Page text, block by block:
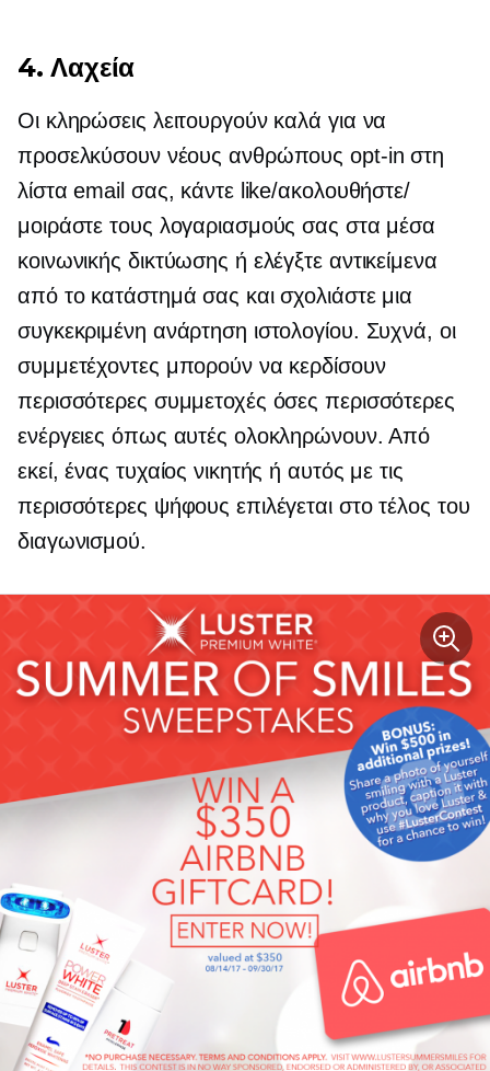
4. Λαχεία
Οι κληρώσεις λειτουργούν καλά για να
προσελκύσουν νέους ανθρώπουςopt-in στη
λίστα email σας, κάντε like/ακολουθήστε/
μοιράστε τους λογαριασμούς σας στα μέσα
κοινωνικής δικτύωσης ή ελέγξτε αντικείμενα
από το κατάστημά σας και σχολιάστε μια
συγκεκριμένη ανάρτηση ιστολογίου. Συχνά, οι
συμμετέχοντες μπορούν να κερδίσουν
περισσότερες συμμετοχές όσες περισσότερες
ενέργειες όπως αυτές ολοκληρώνουν. Από
εκεί, ένας τυχαίος νικητής ή αυτός με τις
περισσότερες ψήφους επιλέγεται στο τέλος του
διαγωνισμού.